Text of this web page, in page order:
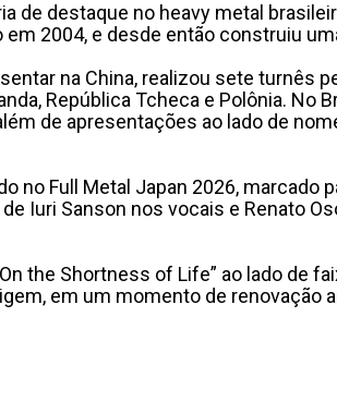
de destaque no heavy metal
2004, e desde então construiu
na China, realizou sete turnês
República Tcheca e Polônia.
de apresentações ao lado de
Full Metal Japan 2026, marcado
Iuri Sanson nos vocais e Renato
the Shortness of Life” ao lado de
em um momento de renovação